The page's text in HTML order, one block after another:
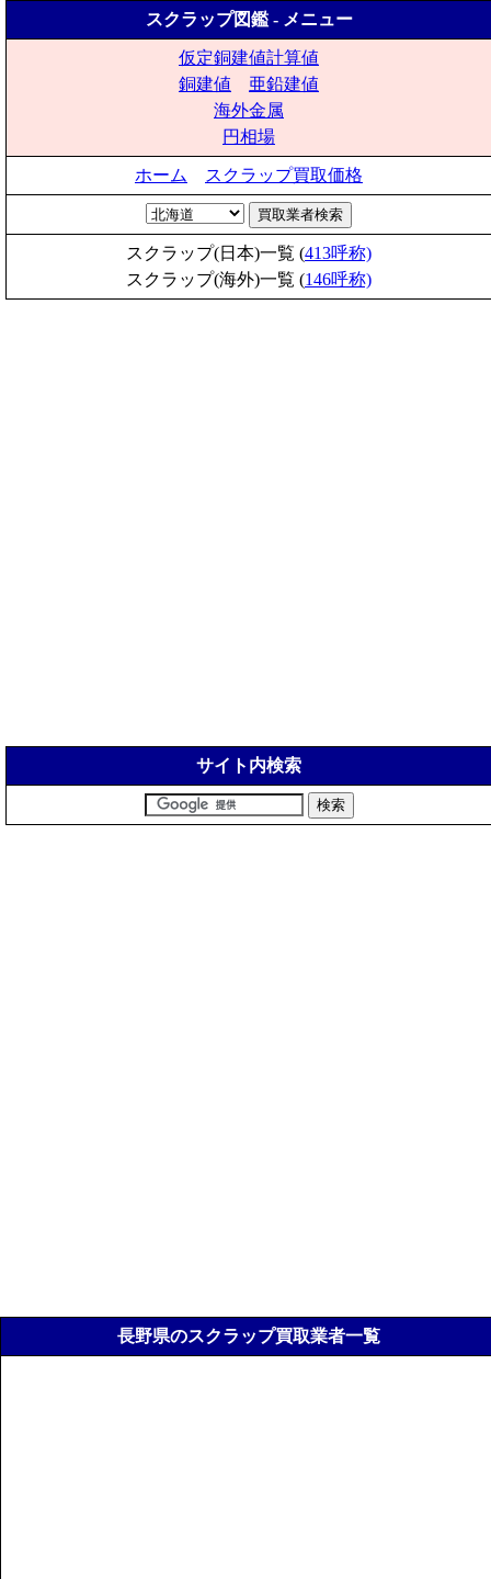
スクラップ図鑑 - メニュー
仮定銅建値計算値
銅建値
亜鉛建値
海外金属
円相場
ホーム スクラップ買取価格
スクラップ(日本)一覧 (413呼称)
スクラップ(海外)一覧 (146呼称)
サイト内検索
長野県のスクラップ買取業者一覧